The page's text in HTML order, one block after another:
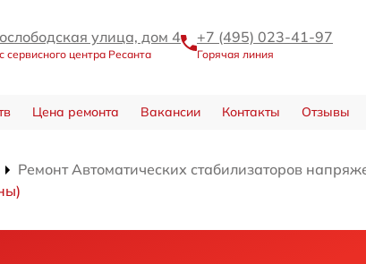
улица, дом 4
сервисного центра Ресанта
+7 (495) 023-41-97
Горячая линия
Цена ремонта Вакансии Контакты Отзывы
Ремонт Автоматических стабилизаторов